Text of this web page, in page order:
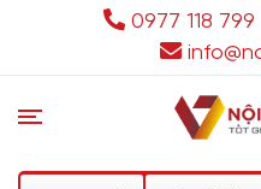
0977 118 799